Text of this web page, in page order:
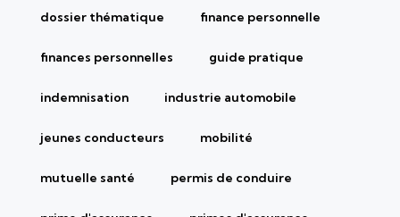
dossier thématique finance personnelle
finances personnelles guide pratique
indemnisation industrie automobile
jeunes conducteurs mobilité
mutuelle santé permis de conduire